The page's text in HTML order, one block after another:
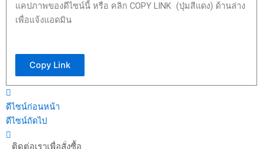
แคปภาพของดีไซน์นี้ หรือ คลิก COPY LINK (ปุ่มสีแดง) ด้านล่าง
เพื่อแจ้งแอดมิน
Copy Link
ดีไซน์ก่อนหน้า
ดีไซน์ถัดไป
ติดต่อเราเพื่อสั่งซื้อ